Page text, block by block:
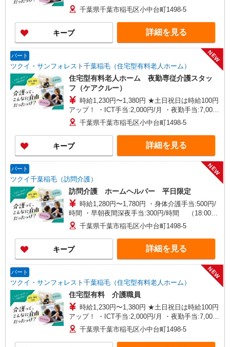
千葉県千葉市稲毛区小中台町1498-5
キープ 詳細を見る
パート
ツクイ・サンフォレスト千葉稲毛（住宅型有料老人ホーム）
NEW
住宅型有料老人ホーム 夜勤専従介護スタッ
フ（ケアクルー）
時給1,230円〜1,380円 ★土日祝日は時給100円
アップ！ ・ICT手当:2,000円/月 ・夜勤手当:7,000
円/回 ※給与幅は資格・経験等による
千葉県千葉市稲毛区小中台町1498-5
キープ 詳細を見る
パート
ツクイ千葉稲毛（訪問介護）
NEW
訪問介護 ホームヘルパー 平日限定
時給1,280円〜1,780円 ・身体介護手当:500円/
時間 ・早朝夜間深夜手当:300円/時間 （18:00〜
翌07:59の時間帯） ・ICT手当:2,000円/月 ・ケア
→ケアの移動時間も賃金（時給）を支給 ※給与幅
は資格・経験等による
千葉県千葉市稲毛区小中台町1498-5
キープ 詳細を見る
パート
ツクイ・サンフォレスト千葉稲毛（住宅型有料老人ホーム）
NEW
住宅型有料 介護職員
時給1,230円〜1,380円 ★土日祝日は時給100円
アップ！ ・ICT手当:2,000円/月 ・夜勤手当:7,000
円/月（月5回程度） ※給与幅は資格・経験等によ
る
千葉県千葉市稲毛区小中台町1498-5